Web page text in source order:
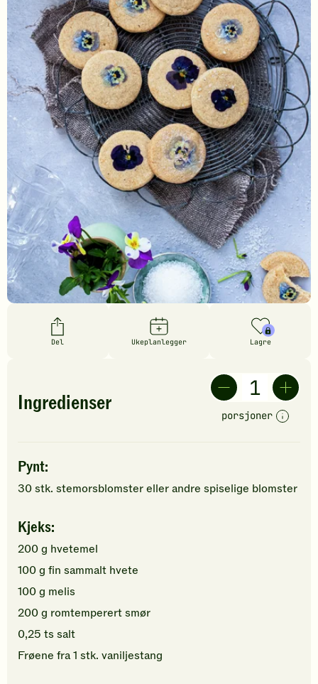
Del Ukeplanlegger Lagre
Ingredienser porsjoner
Pynt:
30stk. stemorsblomster eller andre spiselige blomster
Kjeks:
200g hvetemel
100g fin sammalt hvete
100g melis
200g romtemperertsmør
0,25 ts salt
Frøene fra1 stk. vaniljestang